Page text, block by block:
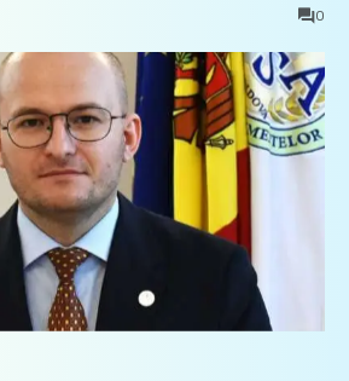
0